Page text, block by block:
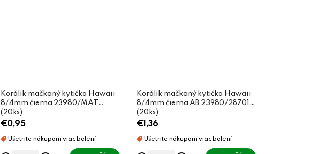
Korálik mačkaný kytička Hawaii
8/4mm čierna 23980/MAT
(20ks)
€0,95
Korálik mačkaný kytička Hawaii
8/4mm čierna AB 23980/28701
(20ks)
€1,36